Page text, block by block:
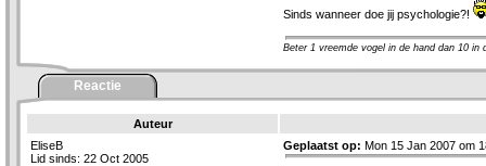
Sinds wanneer doe jij psychologie?!
Beter 1 vreemde vogel in de hand dan 10
Reactie
Auteur
EliseB
Lid sinds: 22 Oct 2005
Geplaatst op: Mon 15 Jan 2007 om